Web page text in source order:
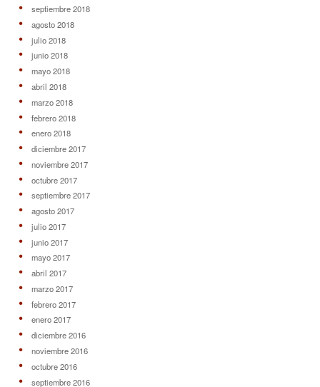
septiembre 2018
agosto 2018
julio 2018
junio 2018
mayo 2018
abril 2018
marzo 2018
febrero 2018
enero 2018
diciembre 2017
noviembre 2017
octubre 2017
septiembre 2017
agosto 2017
julio 2017
junio 2017
mayo 2017
abril 2017
marzo 2017
febrero 2017
enero 2017
diciembre 2016
noviembre 2016
octubre 2016
septiembre 2016